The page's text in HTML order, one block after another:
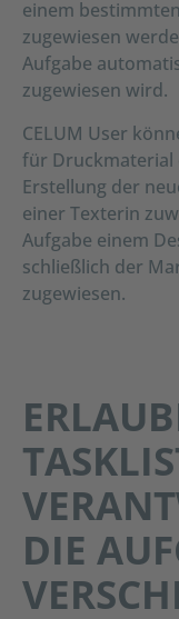
einem
zugewiesen
Aufgabe
zugewiesen wird.
CELUM User
für Druckmaterial
Erstellung der
einer Texterin
Aufgabe einem
schließlich der
zugewiesen.
DIE